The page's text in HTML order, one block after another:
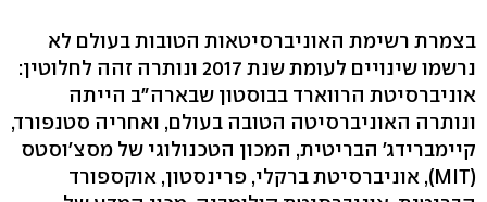
בצמרת רשימת האוניברסיטאות הטובות בעולם לא
נרשמו שינויים לעומת שנת 2017 ונותרה זהה לחלוטין:
אוניברסיטת הרווארד בבוסטון שבארה"ב הייתה
ונותרה האוניברסיטה הטובה בעולם, ואחריה סטנפורד,
קיימברידג' הבריטית, המכון הטכנולוגי של מסצ'וסטס
(MIT), אוניברסיטת ברקלי, פרינסטון, אוקספורד